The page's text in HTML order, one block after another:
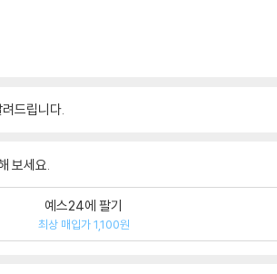
드립니다.
보세요.
예스24에 팔기
최상 매입가 1,100원